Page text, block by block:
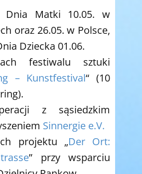
Dnia Matki 10.05. w
oraz 26.05. w Polsce,
Dziecka 01.06.
festiwalu sztuki
– Kunstfestival“ (10
z sąsiedzkim
Sinnergie e.V.
projektu „Der Ort:
” przy wsparciu